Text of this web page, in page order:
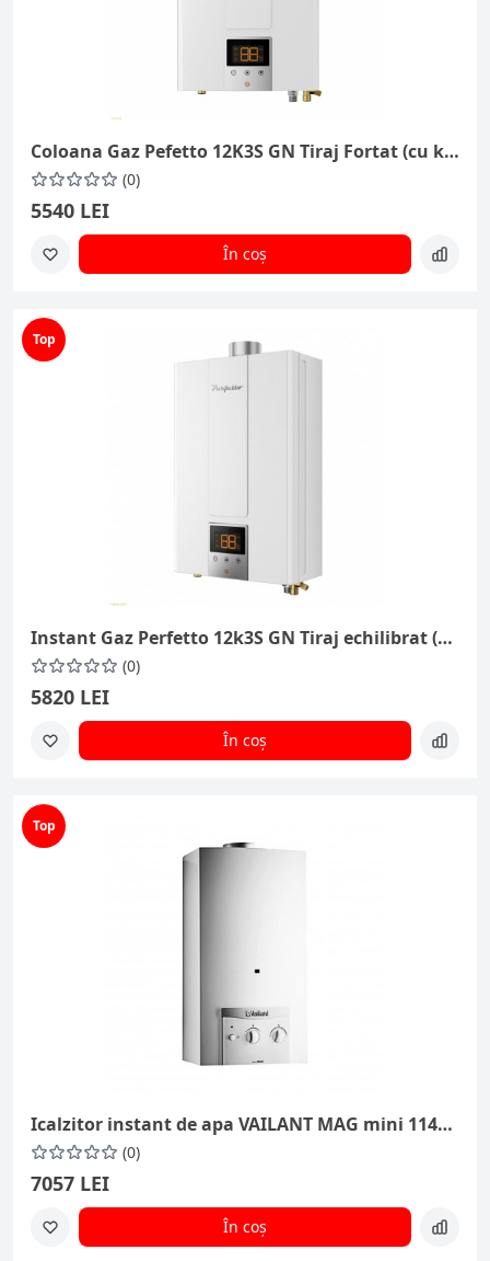
Coloana Gaz Pefetto 12K3S GN Tiraj Fortat (cu kit)
(0)
5540 LEI
În coș
Top
Instant Gaz Perfetto 12k3S GN Tiraj echilibrat (cu kit)
(0)
5820 LEI
În coș
Top
Icalzitor instant de apa VAILANT MAG mini 114/1Z (121315)
(0)
7057 LEI
În coș